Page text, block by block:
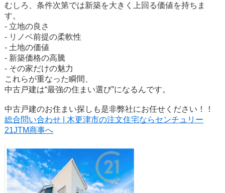
むしろ、条件次第では新築を大きく上回る価値を持ちま
す。
- 立地の良さ
- リノベ前提の柔軟性
- 土地の価値
- 新築価格の高騰
- その家だけの魅力
これらが重なった瞬間、
中古戸建は“最強の住まい選び”になるんです。
中古戸建のお住まい探しも是非弊社にお任せください！！
総合問い合わせ | 木更津市の注文住宅ならセンチュリー
21JTM商事へ